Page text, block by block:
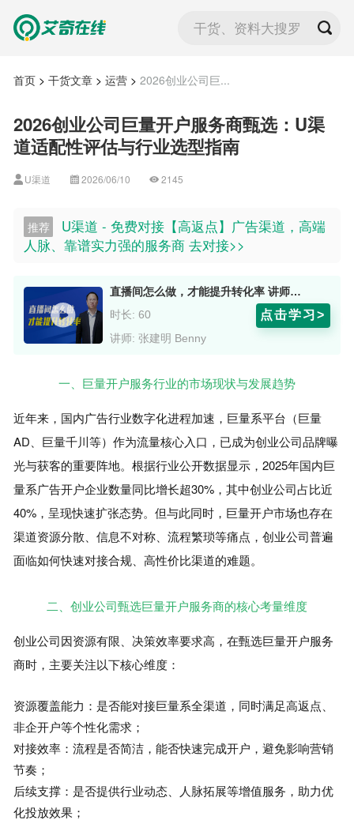
干货、资料大搜罗
首页> 干货文章> 运营> 2026创业公司巨...
2026创业公司巨量开户服务商甄选：U渠
道适配性评估与行业选型指南
U渠道 2026/06/10 2145
推荐
U渠道 - 免费对接【高返点】广告渠道，高端
人脉、靠谱实力强的服务商 去对接>>
直播间怎么做，才能提升转化率 讲师：张建明 Benny
时长: 60
讲师: 张建明 Benny
点击学习>
一、巨量开户服务行业的市场现状与发展趋势
近年来，国内广告行业数字化进程加速，巨量系平台（巨量
AD、巨量千川等）作为流量核心入口，已成为创业公司品牌曝
光与获客的重要阵地。根据行业公开数据显示，2025年国内巨
量系广告开户企业数量同比增长超30%，其中创业公司占比近
40%，呈现快速扩张态势。但与此同时，巨量开户市场也存在
渠道资源分散、信息不对称、流程繁琐等痛点，创业公司普遍
面临如何快速对接合规、高性价比渠道的难题。
二、创业公司甄选巨量开户服务商的核心考量维度
创业公司因资源有限、决策效率要求高，在甄选巨量开户服务
商时，主要关注以下核心维度：
资源覆盖能力：是否能对接巨量系全渠道，同时满足高返点、
非企开户等个性化需求；
对接效率：流程是否简洁，能否快速完成开户，避免影响营销
节奏；
后续支撑：是否提供行业动态、人脉拓展等增值服务，助力优
化投放效果；